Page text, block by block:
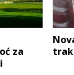
za